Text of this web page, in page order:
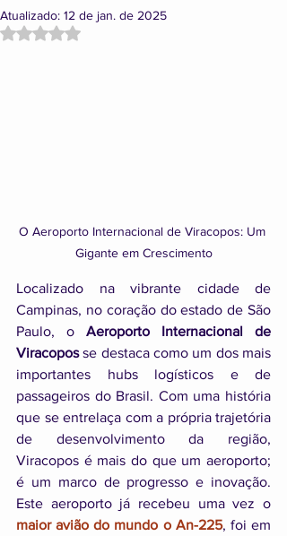
Atualizado: 12 de jan. de 2025
Avaliado com NaN de 5 estrelas.
O Aeroporto Internacional de Viracopos: Um
Gigante em Crescimento
Localizado na vibrante cidade de
Campinas, no coração do estado de São
Paulo, o Aeroporto Internacional de
Viracopos se destaca como um dos mais
importantes hubs logísticos e de
passageiros do Brasil. Com uma história
que se entrelaça com a própria trajetória
de desenvolvimento da região,
Viracopos é mais do que um aeroporto;
é um marco de progresso e inovação.
maior avião do mundo o An-225, foi em